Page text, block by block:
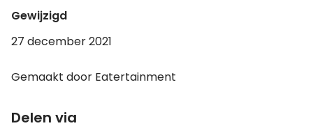
Gewijzigd
27 december 2021
Gemaakt door Eatertainment
Delen via